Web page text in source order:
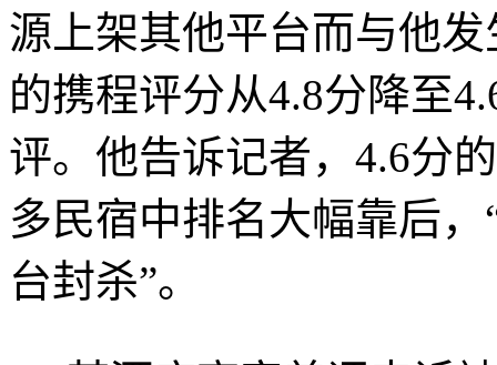
源上架其他平台而与他
的携程评分从4.8分降至
评。他告诉记者，4.6分
多民宿中排名大幅靠后
台封杀”。